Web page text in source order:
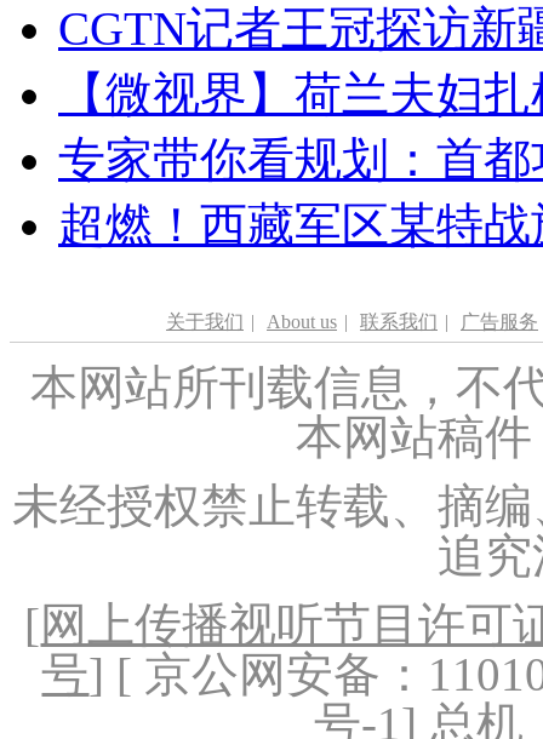
CGTN记者王冠探访新
【微视界】荷兰夫妇
专家带你看规划：首
超燃！西藏军区某特
关于我们 | About us | 联系我们 | 广告服务
本网站所刊载信息，不
本网站稿
未经授权禁止转载、摘
追
[网上传播视听节目许可
号] [ 京公网安备：
号-1] 总机